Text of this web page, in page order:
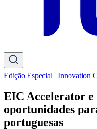
Edição Especial | Innovation
EIC Accelerator
oportunidades
portuguesas